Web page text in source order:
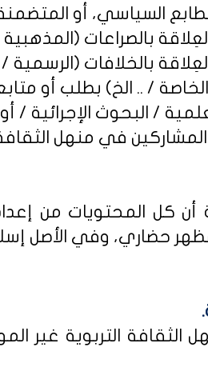
أن كل المحتويات من
حضاري، وفي الأصل
التربوية غير